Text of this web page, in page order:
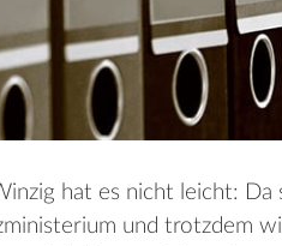
hat es nicht leicht: Da
und trotzdem